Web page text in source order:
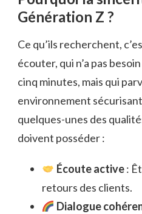
Génération Z ?
Ce qu’ils recherchent,
écouter, qui n’a pas
cinq minutes, mais qui
environnement
quelques-unes des
doivent posséder :
Écoute active:
retours des clients.
Dialogue